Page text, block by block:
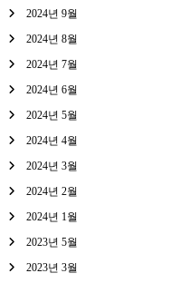
2024년 9월
2024년 8월
2024년 7월
2024년 6월
2024년 5월
2024년 4월
2024년 3월
2024년 2월
2024년 1월
2023년 5월
2023년 3월